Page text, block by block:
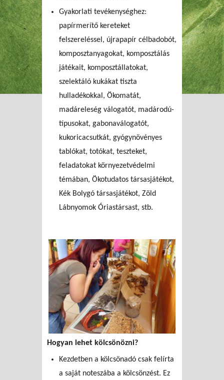
Gyakorlati tevékenységhez:
papírmerítő kereteket
felszereléssel, újrapapír célbadobót,
komposztanyagokat, komposztálás
játékait, komposztállatokat,
szelektáló kukákat tiszta
hulladékokkal, Ökomatát,
madáreleség válogatót, madárodú-
típusokat, gabonaválogatót,
kukoricacsutkát, gyógynövényes
tablókat, totókat, teszteket,
feladatokat környezetvédelmi
témában, Ökotudatos társasjátékot,
Kék Bolygó társasjátékot, Zöld
Lábnyomok Óriastársast, stb.
Hogyan lehet kölcsönözni?
Kezdetben a kölcsönadó csak felírta
a saját noteszába a kölcsönzést. Ez